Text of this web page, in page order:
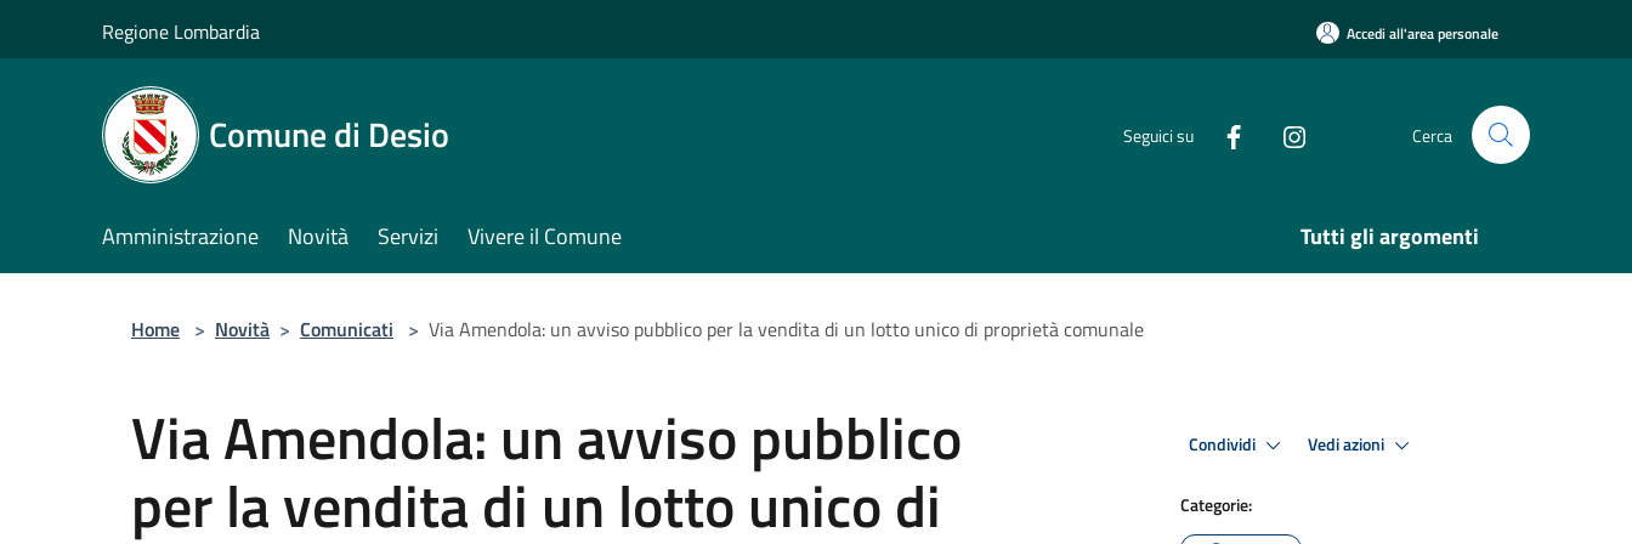
Regione Lombardia Accedi all'area personale
Comune di Desio Seguici su Cerca
Amministrazione Novità Servizi Vivere il Comune Tutti gli argomenti
Home > Novità > Comunicati > Via Amendola: un avviso pubblico per la vendita di un lotto unico di proprietà comunale
Via Amendola: un avviso pubblico
per la vendita di un lotto unico di
Condividi Vedi azioni
Categorie: